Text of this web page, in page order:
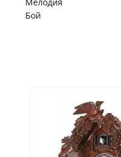
Бой